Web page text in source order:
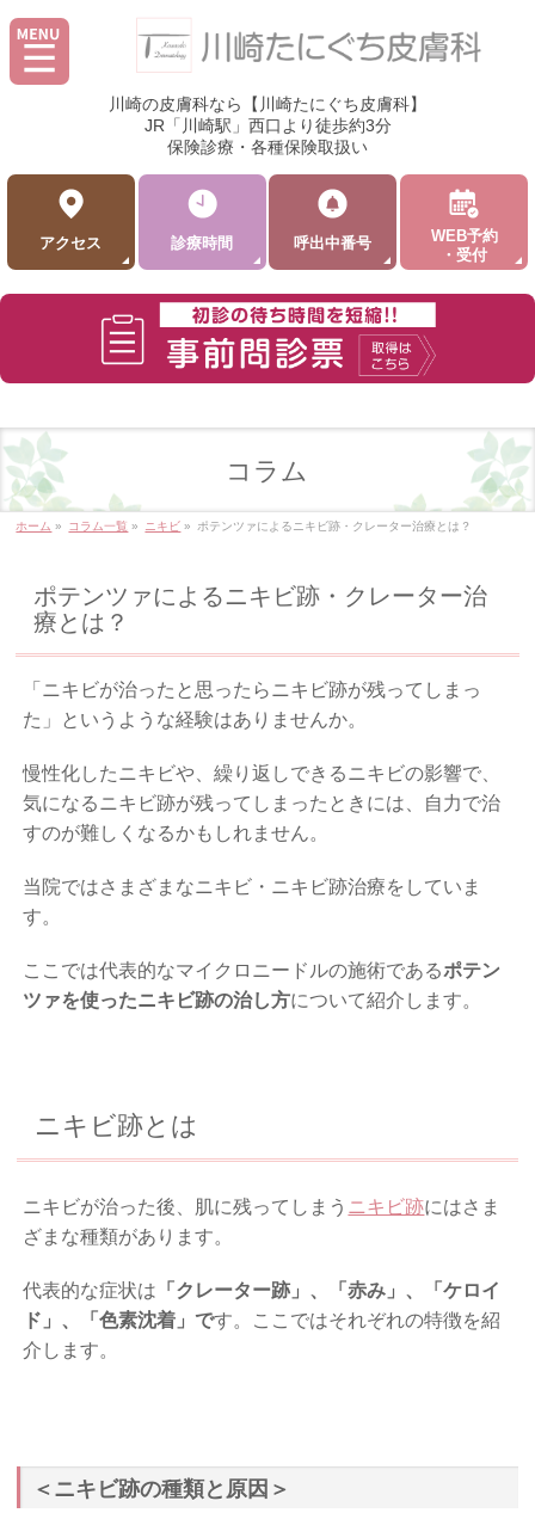
川崎の皮膚科なら【川崎たにぐち皮膚科】
JR「川崎駅」西口より徒歩約3分
保険診療・各種保険取扱い
アクセス 診療時間 呼出中番号
WEB予約
・受付
コラム
ホーム » コラム一覧 » ニキビ » ポテンツァによるニキビ跡・クレーター治療とは？
ポテンツァによるニキビ跡・クレーター治
療とは？
「ニキビが治ったと思ったらニキビ跡が残ってしまっ
た」というような経験はありませんか。
慢性化したニキビや、繰り返しできるニキビの影響で、
気になるニキビ跡が残ってしまったときには、自力で治
すのが難しくなるかもしれません。
当院ではさまざまなニキビ・ニキビ跡治療をしていま
す。
ここでは代表的なマイクロニードルの施術であるポテン
ツァを使ったニキビ跡の治し方について紹介します。
ニキビ跡とは
ニキビが治った後、肌に残ってしまう ニキビ跡にはさま
ざまな種類があります。
代表的な症状は 「クレーター跡」、「赤み」、「ケロイ
ド」、「色素沈着」です。ここではそれぞれの特徴を紹
介します。
＜ニキビ跡の種類と原因＞